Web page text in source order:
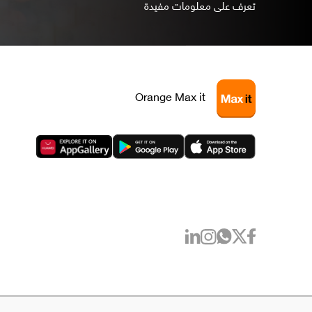
تعرف على معلومات مفيدة
Orange Max it